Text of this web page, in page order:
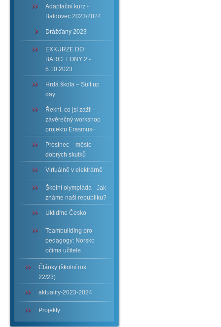
Adaptační kurz -
Baldovec 2023/2024
Drážďany 2023
EXKURZE DO
BARCELONY 2.-
5.10.2023
Hrdá škola – Suit up
day
Řekni, co jsi zažil –
závěrečný workshop
projektu Erasmus+
Prosinec – měsíc
dobrých skutků
Virtuálně v elektrárně
Školní olympiáda - Jak
známe naši republiku?
Ukliďme Česko
Teambuilding pro
pedagogy: Norsko
očima učitele
Články (školní rok
22/23)
aktuality-2023-2024
Projekty